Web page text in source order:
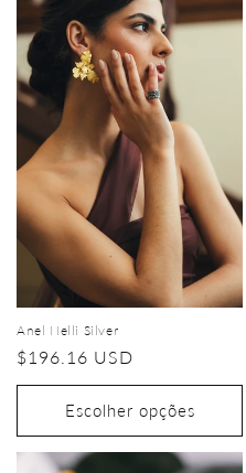
Anel Nelli Silver
Preço
normal
$196.16 USD
Escolher opções